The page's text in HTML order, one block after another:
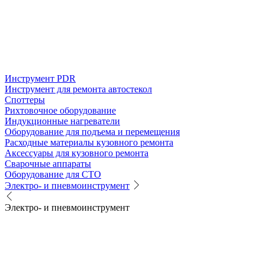
Инструмент PDR
Инструмент для ремонта автостекол
Споттеры
Рихтовочное оборудование
Индукционные нагреватели
Оборудование для подъема и перемещения
Расходные материалы кузовного ремонта
Аксессуары для кузовного ремонта
Сварочные аппараты
Оборудование для СТО
Электро- и пневмоинструмент
Электро- и пневмоинструмент